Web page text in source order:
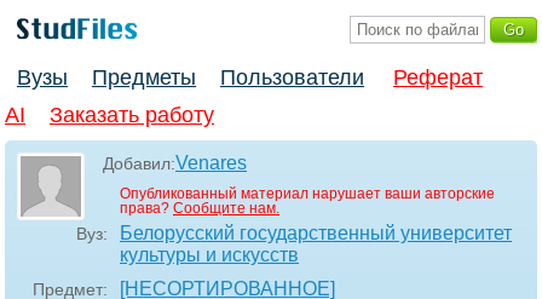
Вузы Предметы Пользователи
Реферат
AI
Заказать работу
Добавил:Venares
Опубликованный материал нарушает ваши авторские
права? Сообщите нам.
Вуз:
Белорусский государственный университет
культуры и искусств
Предмет: [НЕСОРТИРОВАННОЕ]